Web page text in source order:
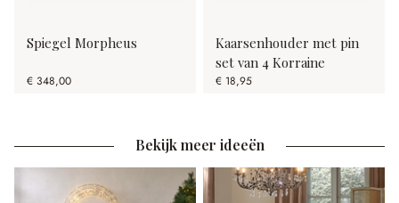
Spiegel Morpheus
€ 348,00
Kaarsenhouder met pin
set van 4 Korraine
€ 18,95
Bekijk meer ideeën